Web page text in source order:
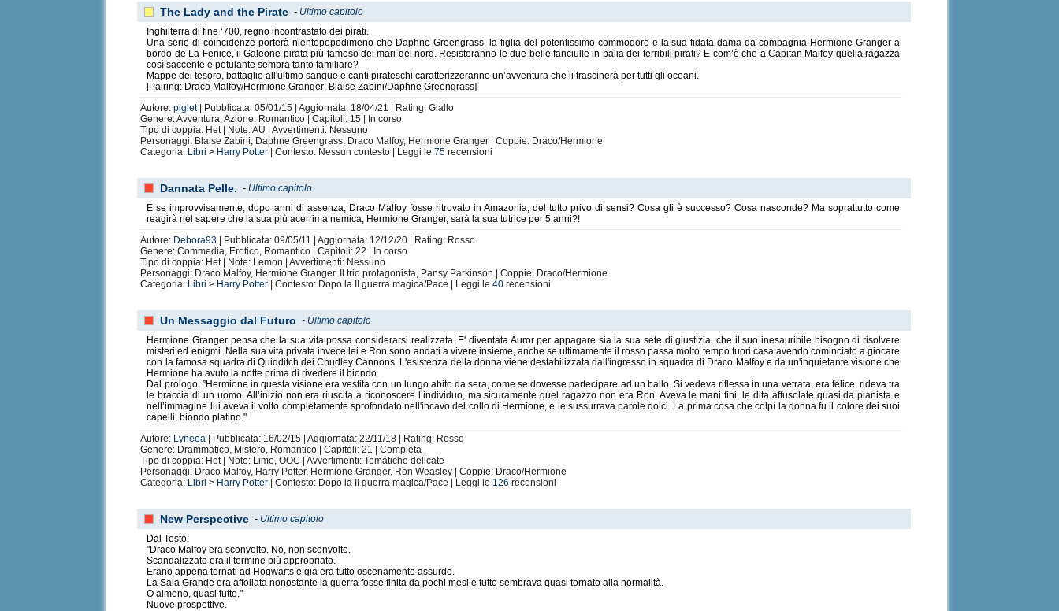
The Lady and the Pirate - Ultimo capitolo
Inghilterra di fine ‘700, regno incontrastato dei pirati.
Una serie di coincidenze porterà nientepopodimeno che Daphne Greengrass, la figlia del potentissimo commodoro e la sua fidata dama da compagnia Hermione Granger a
bordo de La Fenice, il Galeone pirata più famoso dei mari del nord. Resisteranno le due belle fanciulle in balia dei terribili pirati? E com’è che a Capitan Malfoy quella ragazza
così saccente e petulante sembra tanto familiare?
Mappe del tesoro, battaglie all'ultimo sangue e canti pirateschi caratterizzeranno un’avventura che li trascinerà per tutti gli oceani.
[Pairing: Draco Malfoy/Hermione Granger; Blaise Zabini/Daphne Greengrass]
Autore:piglet| Pubblicata: 05/01/15 | Aggiornata: 18/04/21 | Rating: Giallo
Genere: Avventura, Azione, Romantico | Capitoli: 15 | In corso
Tipo di coppia: Het | Note: AU | Avvertimenti: Nessuno
Personaggi: Blaise Zabini, Daphne Greengrass, Draco Malfoy, Hermione Granger | Coppie: Draco/Hermione
Categoria: Libri > Harry Potter | Contesto: Nessun contesto | Leggi le75 recensioni
Dannata Pelle. - Ultimo capitolo
E se improvvisamente, dopo anni di assenza, Draco Malfoy fosse ritrovato in Amazonia, del tutto privo di sensi? Cosa gli è successo? Cosa nasconde? Ma soprattutto come
reagirà nel sapere che la sua più acerrima nemica, Hermione Granger, sarà la sua tutrice per 5 anni?!
Autore: Debora93 | Pubblicata: 09/05/11 | Aggiornata: 12/12/20 | Rating: Rosso
Genere: Commedia, Erotico, Romantico | Capitoli: 22 | In corso
Tipo di coppia: Het | Note: Lemon | Avvertimenti: Nessuno
Personaggi: Draco Malfoy, Hermione Granger, Il trio protagonista, Pansy Parkinson | Coppie: Draco/Hermione
Categoria: Libri > Harry Potter | Contesto: Dopo la II guerra magica/Pace | Leggi le40 recensioni
Un Messaggio dal Futuro - Ultimo capitolo
Hermione Granger pensa che la sua vita possa considerarsi realizzata. E' diventata Auror per appagare sia la sua sete di giustizia, che il suo inesauribile bisogno di risolvere
misteri ed enigmi. Nella sua vita privata invece lei e Ron sono andati a vivere insieme, anche se ultimamente il rosso passa molto tempo fuori casa avendo cominciato a giocare
con la famosa squadra di Quidditch dei Chudley Cannons. L'esistenza della donna viene destabilizzata dall'ingresso in squadra di Draco Malfoy e da un'inquietante visione che
Hermione ha avuto la notte prima di rivedere il biondo.
Dal prologo. ”Hermione in questa visione era vestita con un lungo abito da sera, come se dovesse partecipare ad un ballo. Si vedeva riflessa in una vetrata, era felice, rideva tra
le braccia di un uomo. All’inizio non era riuscita a riconoscere l’individuo, ma sicuramente quel ragazzo non era Ron. Aveva le mani fini, le dita affusolate quasi da pianista e
nell’immagine lui aveva il volto completamente sprofondato nell'incavo del collo di Hermione, e le sussurrava parole dolci. La prima cosa che colpì la donna fu il colore dei suoi
capelli, biondo platino."
Autore: Lyneea | Pubblicata: 16/02/15 | Aggiornata: 22/11/18 | Rating: Rosso
Genere: Drammatico, Mistero, Romantico | Capitoli: 21 | Completa
Tipo di coppia: Het | Note: Lime, OOC | Avvertimenti: Tematiche delicate
Personaggi: Draco Malfoy, Harry Potter, Hermione Granger, Ron Weasley | Coppie: Draco/Hermione
Categoria: Libri > Harry Potter | Contesto: Dopo la II guerra magica/Pace | Leggi le 126 recensioni
New Perspective - Ultimo capitolo
Dal Testo:
"Draco Malfoy era sconvolto. No, non sconvolto.
Scandalizzato era il termine più appropriato.
Erano appena tornati ad Hogwarts e già era tutto oscenamente assurdo.
La Sala Grande era affollata nonostante la guerra fosse finita da pochi mesi e tutto sembrava quasi tornato alla normalità.
O almeno, quasi tutto."
Nuove prospettive.